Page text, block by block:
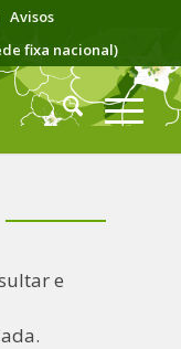
Avisos
fixa nacional)
e